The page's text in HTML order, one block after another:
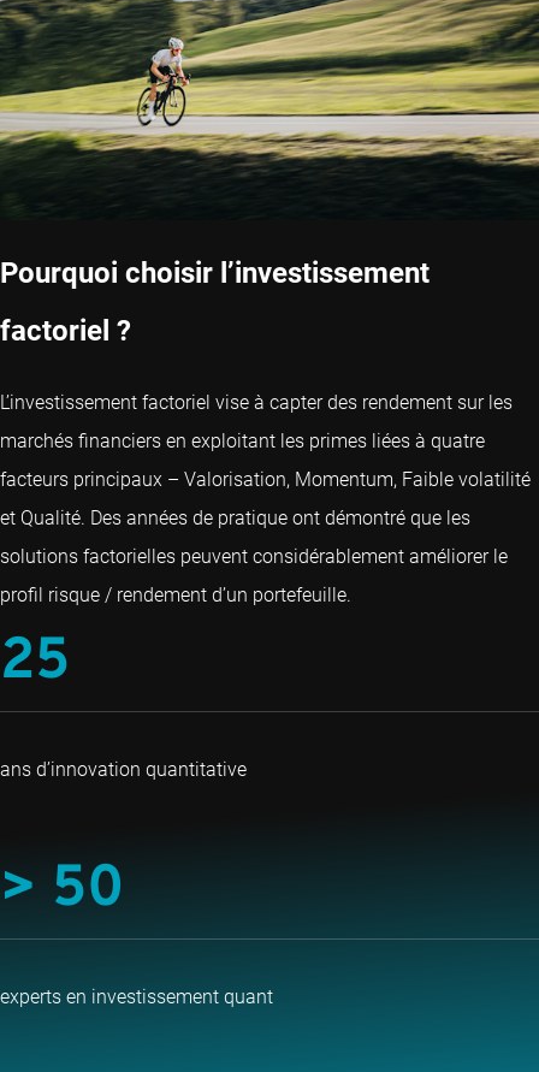
Pourquoi choisir l’investissement
factoriel ?
L’investissement factoriel vise à capter des rendement sur les
marchés financiers en exploitant les primes liées à quatre
facteurs principaux – Valorisation, Momentum, Faible volatilité
et Qualité. Des années de pratique ont démontré que les
solutions factorielles peuvent considérablement améliorer le
profil risque / rendement d’un portefeuille.
25
ans d’innovation quantitative
> 50
experts en investissement quant